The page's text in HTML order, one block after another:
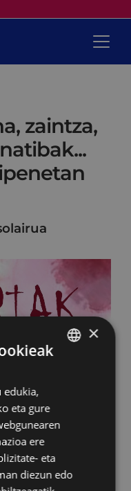
zaintza,
×
edukia,
eta gure
ere
eta
diezun edo